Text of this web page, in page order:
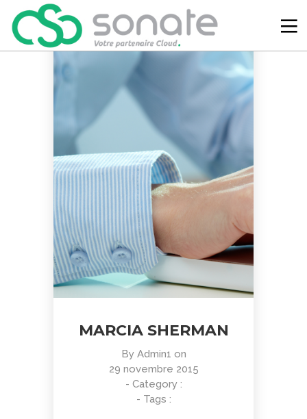
MARCIA SHERMAN
By Admin1 on
29 novembre 2015
- Category :
- Tags :